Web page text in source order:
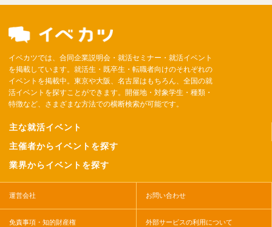
イベカツでは、合同企業説明会・就活セミナー・就活イベント
を掲載しています。就活生・既卒生・転職者向けのそれぞれの
イベントを掲載中。東京や大阪、名古屋はもちろん、全国の就
活イベントを探すことができます。開催地・対象学生・種類・
特徴など、さまざまな方法での横断検索が可能です。
主な就活イベント
主催者からイベントを探す
業界からイベントを探す
運営会社 お問い合わせ
免責事項・知的財産権 外部サービスの利用について